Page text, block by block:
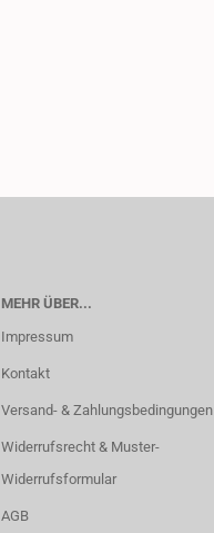
MEHR ÜBER...
Impressum
Kontakt
Versand- & Zahlungsbedingungen
Widerrufsrecht & Muster-
Widerrufsformular
AGB